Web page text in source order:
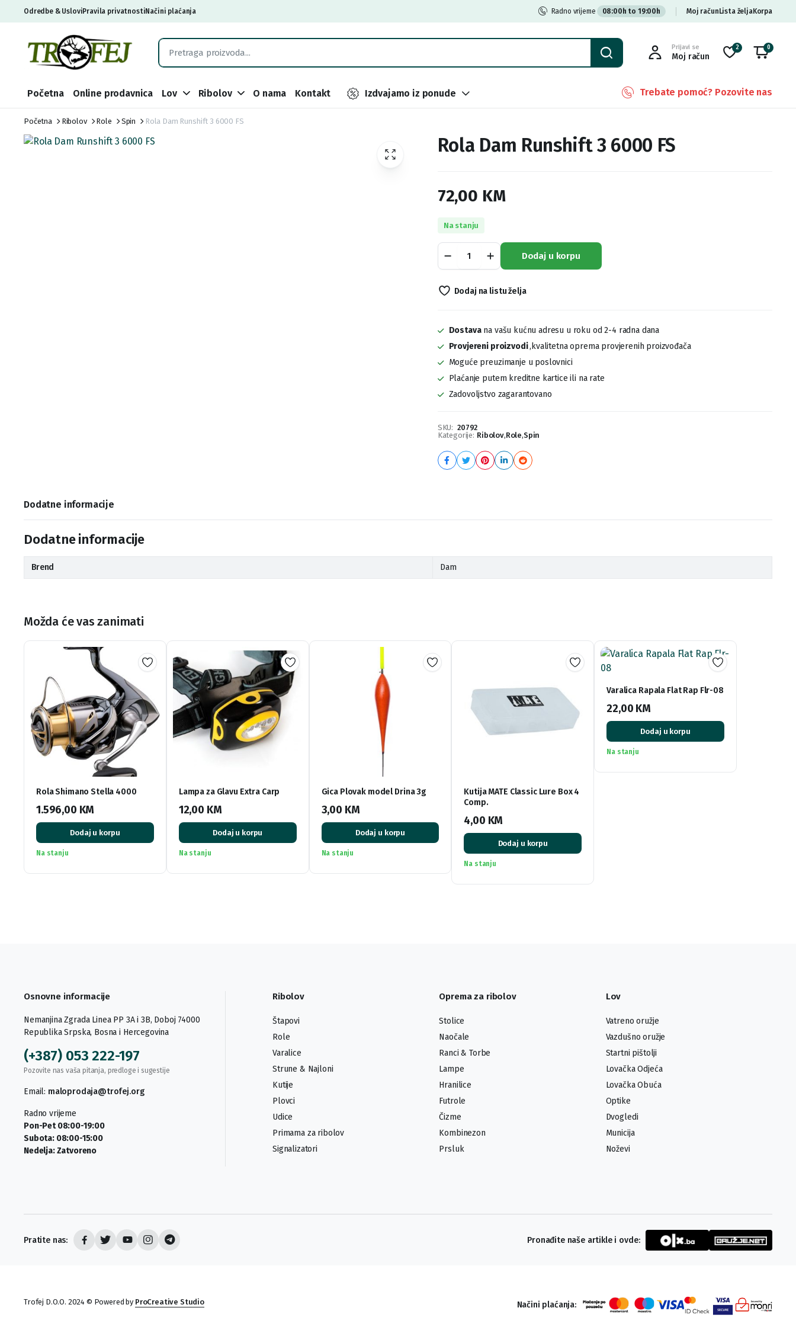
Odredbe & UsloviPravila privatnostiNačini plaćanja Radno vrijeme 08:00h to 19:00h Moj račun Lista željaKorpa
Prijavi se
Moj račun
2 0
Početna Online prodavnica Lov Ribolov O nama Kontakt Izdvajamo iz ponude Trebate pomoć? Pozovite nas
Početna Ribolov Role Spin Rola Dam Runshift 3 6000 FS
Rola Dam Runshift 3 6000 FS
72,00 KM
Na stanju
Dam
Runshift
6000
Dodaj u korpu
Dodaj na listu želja
Dostavana vašu kućnu adresu u roku od 2-4 radna dana
Provjereni proizvodi,kvalitetna oprema provjerenih proizvođača
Moguće preuzimanje u poslovnici
Plaćanje putem kreditne kartice ili na rate
Zadovoljstvo zagarantovano
SKU: 20792
Kategorije: Ribolov,Role,Spin
Dodatne informacije
Dodatne informacije
Brend Dam
Možda će vas zanimati
Rola Shimano Stella 4000
1.596,00 KM
Dodaj u korpu
Na stanju
Lampa za Glavu Extra Carp
12,00 KM
Dodaj u korpu
Na stanju
Gica Plovak model Drina 3g
3,00 KM
Dodaj u korpu
Na stanju
Kutija MATE Classic Lure Box 4
Comp.
4,00 KM
Dodaj u korpu
Na stanju
Varalica Rapala Flat Rap Flr-08
22,00 KM
Dodaj u korpu
Na stanju
Osnovne informacije
Nemanjina Zgrada Linea PP 3A i 3B, Doboj 74000
Republika Srpska, Bosna i Hercegovina
(+387) 053 222-197
Pozovite nas vaša pitanja, predloge i sugestije
Email: maloprodaja@trofej.org
Radno vrijeme
Pon-Pet 08:00-19:00
Subota: 08:00-15:00
Nedelja: Zatvoreno
Ribolov
Štapovi
Role
Varalice
Strune & Najloni
Kutije
Plovci
Udice
Primama za ribolov
Signalizatori
Oprema za ribolov
Stolice
Naočale
Ranci & Torbe
Lampe
Hranilice
Futrole
Čizme
Kombinezon
Prsluk
Lov
Vatreno oružje
Vazdušno oružje
Startni pištolji
Lovačka Odjeća
Lovačka Obuća
Optike
Dvogledi
Municija
Noževi
Pratite nas: Pronađite naše artikle i ovde:
Trofej D.O.O. 2024 © Powered by ProCreative Studio Načini plaćanja: